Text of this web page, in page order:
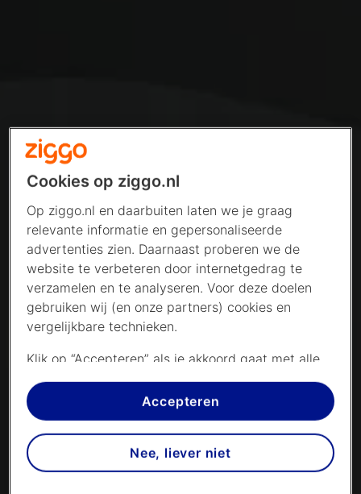
Cookies op ziggo.nl
Op ziggo.nl en daarbuiten laten we je graag
relevante informatie en gepersonaliseerde
advertenties zien. Daarnaast proberen we de
website te verbeteren door internetgedrag te
verzamelen en te analyseren. Voor deze doelen
gebruiken wij (en onze partners) cookies en
vergelijkbare technieken.
Klik op “Accepteren” als je akkoord gaat met alle
cookies. Kies je voor “Nee, liever niet”, dan
plaatsen we alleen strikt noodzakelijke cookies om
de website goed te laten werken. Dat betekent
dat we geen vormen van personalisatie
toepassen.
Accepteren
Nee, liever niet